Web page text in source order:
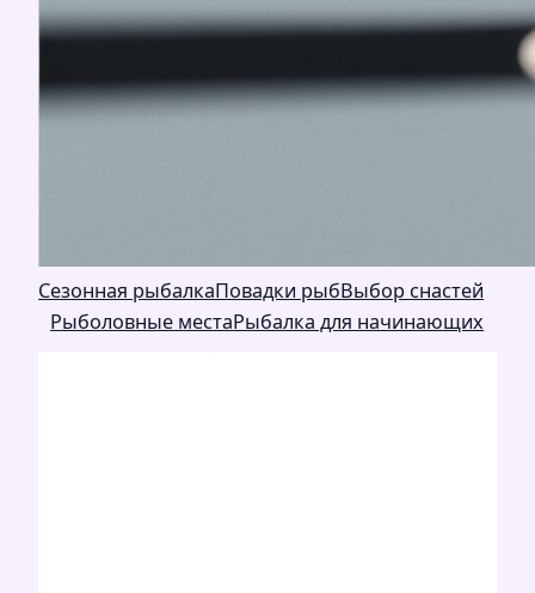
Сезонная рыбалкаПовадки рыбВыбор снастей
Рыболовные местаРыбалка для начинающих